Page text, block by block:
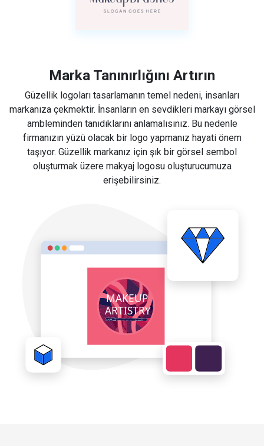
Marka Tanınırlığını Artırın
Güzellik logoları tasarlamanın temel nedeni, insanları
markanıza çekmektir. İnsanların en sevdikleri markayı görsel
ambleminden tanıdıklarını anlamalısınız. Bu nedenle
firmanızın yüzü olacak bir logo yapmanız hayati önem
taşıyor. Güzellik markanız için şık bir görsel sembol
oluşturmak üzere makyaj logosu oluşturucumuza
erişebilirsiniz.